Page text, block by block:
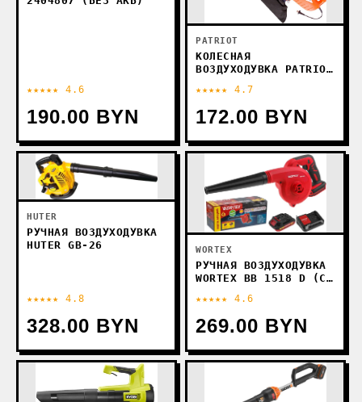
★★★★★ 4.6
190.00 BYN
PATRIOT
КОЛЕСНАЯ
ВОЗДУХОДУВКА PATRIOT
★★★★★ 4.7
172.00 BYN
HUTER
РУЧНАЯ ВОЗДУХОДУВКА
HUTER GB-26
★★★★★ 4.8
328.00 BYN
WORTEX
РУЧНАЯ ВОЗДУХОДУВКА
WORTEX BB 1518 D (С
★★★★★ 4.6
269.00 BYN